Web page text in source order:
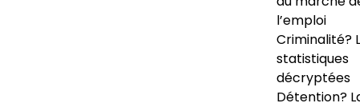
l’emploi
Criminalité?
statistiques
décryptées
Détention?